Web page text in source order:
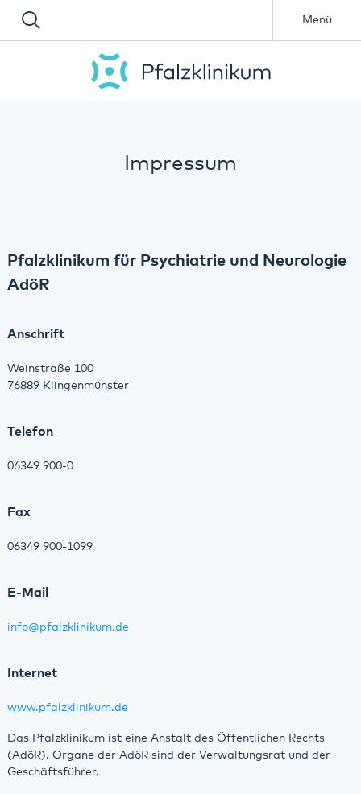
Menü
Impressum
Pfalzklinikum für Psychiatrie und Neurologie
AdöR
Anschrift
Weinstraße 100
76889 Klingenmünster
Telefon
06349 900-0
Fax
06349 900-1099
E-Mail
info@pfalzklinikum.de
Internet
www.pfalzklinikum.de
Das Pfalzklinikum ist eine Anstalt des Öffentlichen Rechts
(AdöR). Organe der AdöR sind der Verwaltungsrat und der
Geschäftsführer.